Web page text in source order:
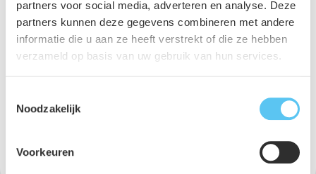
partners voor social media, adverteren en analyse. Deze
partners kunnen deze gegevens combineren met andere
informatie die u aan ze heeft verstrekt of die ze hebben
verzameld op basis van uw gebruik van hun services.
Noodzakelijk
Voorkeuren
printen van de informatie voor niet-commerciële,
informatieve en persoonlijke doeleinden, is het niet
toegestaan om de inhoud of vormgeving van deze site,
welke wijze dan ook te distribueren of openbaar te maken.